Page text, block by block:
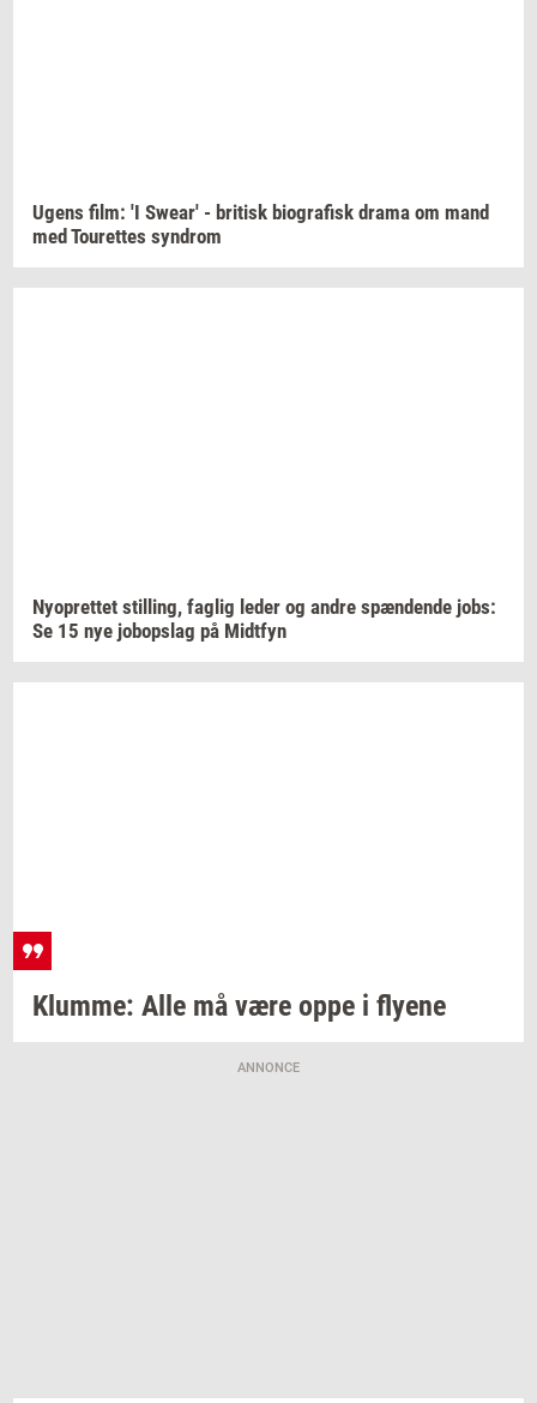
Ugens film: 'I Swear' - bri­tisk bi­o­gra­fisk drama om mand
med Tou­ret­tes syn­drom
Ny­op­ret­tet stil­ling, fag­lig leder og andre spæn­den­de jobs:
Se 15 nye jo­bop­slag på Midt­fyn
Klum­me: Alle må være oppe i fly­e­ne
ANNONCE